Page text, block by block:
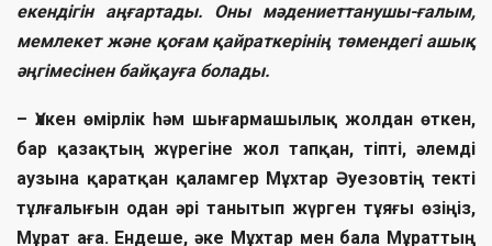
екендігін аңғартады. Оны мәдениеттанушы-ғалым,
мемлекет және қоғам қайраткерінің төмендегі ашық
әңгімесінен байқауға болады.
– Үлкен өмірлік һәм шығармашылық жолдан өткен,
бар қазақтың жүрегіне жол тапқан, тіпті, әлемді
аузына қаратқан қаламгер Мұхтар Әуезовтің текті
тұлғалығын одан әрі танытып жүрген тұяғы өзіңіз,
Мұрат аға. Ендеше, әке Мұхтар мен бала Мұраттың